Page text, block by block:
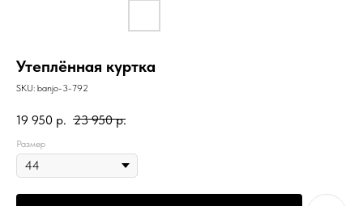
Утеплённая куртка
SKU: banjo-3-792
19 950 р. 23 950 р.
Размер